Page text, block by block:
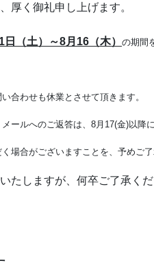
厚く御礼申し上げます。
（土）～8月16（木） の期間
合わせも休業とさせて頂きます。
ールへのご返答は、8月17(金)以降
場合がございますことを、予めご了
たしますが、何卒ご了承く